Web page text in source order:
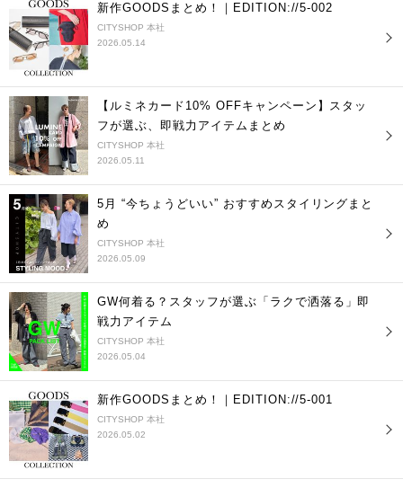
新作GOODSまとめ！｜EDITION://5-002
CITYSHOP 本社
2026.05.14
【ルミネカード10% OFFキャンペーン】スタッ
フが選ぶ、即戦力アイテムまとめ
CITYSHOP 本社
2026.05.11
5月 “今ちょうどいい” おすすめスタイリングまと
め
CITYSHOP 本社
2026.05.09
GW何着る？スタッフが選ぶ「ラクで洒落る」即
戦力アイテム
CITYSHOP 本社
2026.05.04
新作GOODSまとめ！｜EDITION://5-001
CITYSHOP 本社
2026.05.02